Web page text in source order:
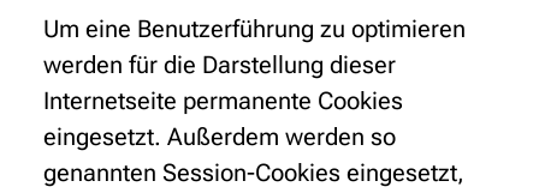
Um eine Benutzerführung zu optimieren
werden für die Darstellung dieser
Internetseite permanente Cookies
eingesetzt. Außerdem werden so
genannten Session-Cookies eingesetzt,